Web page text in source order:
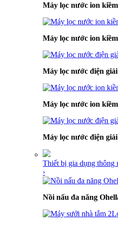
Máy lọc nước ion
Máy lọc nước ion
Máy lọc nước điện
Máy lọc nước ion
Máy lọc nước điện
Thiết bị gia dụng thông
›
Nồi nấu đa năng